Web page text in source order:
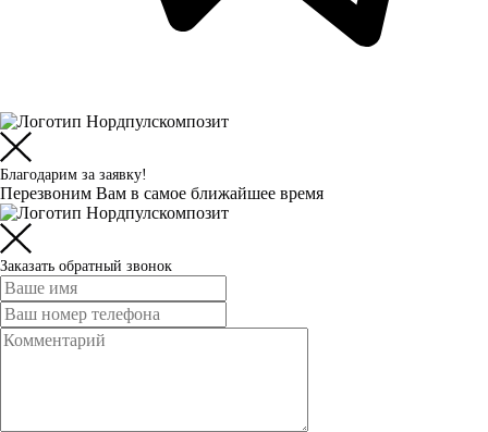
Благодарим за заявку!
Перезвоним Вам в самое ближайшее время
Заказать обратный звонок